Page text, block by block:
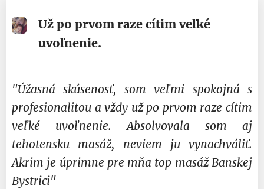
Už po prvom raze cítim veľké
uvoľnenie.
"Úžasná skúsenosť, som veľmi spokojná s
profesionalitou a vždy už po prvom raze cítim
veľké uvoľnenie. Absolvovala som aj
tehotensku masáž, neviem ju vynachváliť.
Akrim je úprimne pre mňa top masáž Banskej
Bystrici"